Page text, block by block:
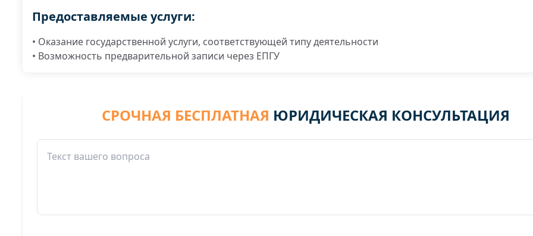
Предоставляемые услуги:
• Оказание государственной услуги, соответствующей типу деятельности
• Возможность предварительной записи через ЕПГУ
СРОЧНАЯ БЕСПЛАТНАЯ ЮРИДИЧЕСКАЯ КОНСУЛЬТАЦИЯ